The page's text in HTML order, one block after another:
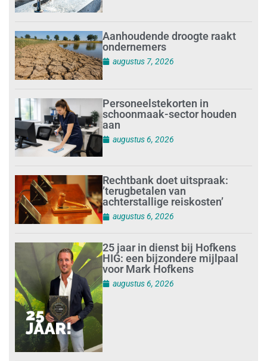
Aanhoudende droogte raakt
ondernemers
augustus 7, 2026
Personeelstekorten in
schoonmaak-sector houden
aan
augustus 6, 2026
Rechtbank doet uitspraak:
’terugbetalen van
achterstallige reiskosten’
augustus 6, 2026
25 jaar in dienst bij Hofkens
HIG: een bijzondere mijlpaal
voor Mark Hofkens
augustus 6, 2026